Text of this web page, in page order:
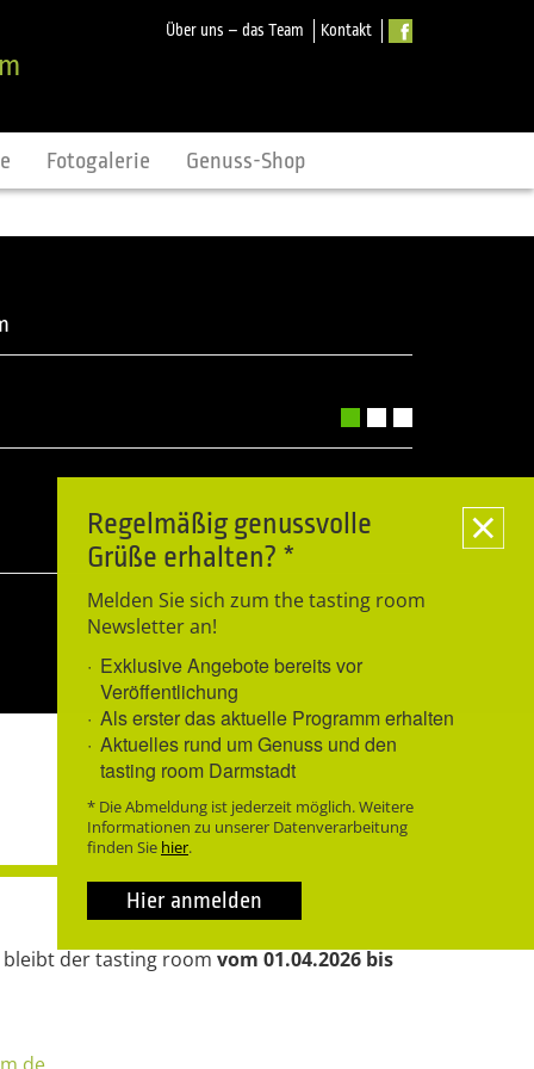
Über uns – das Team Kontakt
Fotogalerie Genuss-Shop
bleibt der tasting room vom 01.04.2026 bis
Regelmäßig genussvolle
Grüße erhalten? *
Melden Sie sich zum the tasting room
Newsletter an!
Exklusive Angebote bereits vor
Veröffentlichung
Als erster das aktuelle Programm erhalten
Aktuelles rund um Genuss und den
tasting room Darmstadt
* Die Abmeldung ist jederzeit möglich. Weitere
Informationen zu unserer Datenverarbeitung
finden Sie hier.
Hier anmelden